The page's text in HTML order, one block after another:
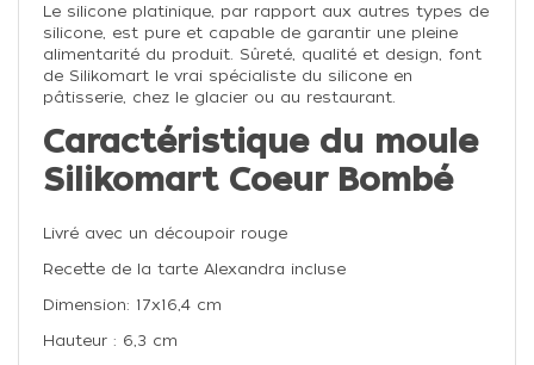
Le silicone platinique, par rapport aux autres types de
silicone, est pure et capable de garantir une pleine
alimentarité du produit. Sûreté, qualité et design, font
de Silikomart le vrai spécialiste du silicone en
pâtisserie, chez le glacier ou au restaurant.
Caractéristique du moule
Silikomart Coeur Bombé
Livré avec un découpoir rouge
Recette de la tarte Alexandra incluse
Dimension: 17x16,4 cm
Hauteur : 6,3 cm